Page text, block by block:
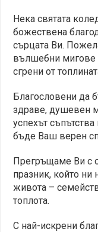
Нека святата
божествена
сърцата Ви.
вълшебни мигове
сгрени от
Благословени да
здраве, душевен
успехът
бъде Ваш верен
Прегръщаме Ви с
празник, който ни
живота –
топлота.
С най-искрени